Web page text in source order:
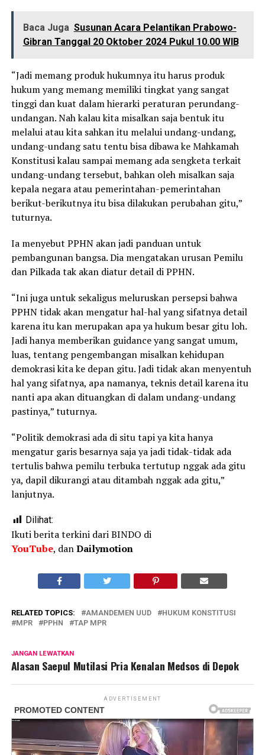
Baca Juga Susunan Acara Pelantikan Prabowo-
Gibran Tanggal 20 Oktober 2024 Pukul 10.00 WIB
“Jadi memang produk hukumnya itu harus produk
hukum yang memang memiliki tingkat yang sangat
tinggi dan kuat dalam hierarki peraturan perundang-
undangan. Nah kalau kita misalkan saja bentuk itu
melalui atau kita sahkan itu melalui undang-undang,
undang-undang satu tentu bisa dibawa ke Mahkamah
Konstitusi kalau sampai memang ada sengketa terkait
undang-undang tersebut, bahkan oleh misalkan saja
kepala negara atau pemerintahan-pemerintahan
berikut-berikutnya itu bisa dilakukan perubahan gitu,”
tuturnya.
Ia menyebut PPHN akan jadi panduan untuk
pembangunan bangsa. Dia mengatakan urusan Pemilu
dan Pilkada tak akan diatur detail di PPHN.
“Ini juga untuk sekaligus meluruskan persepsi bahwa
PPHN tidak akan mengatur hal-hal yang sifatnya detail
karena itu kan merupakan apa ya hukum besar gitu loh.
Jadi hanya memberikan guidance yang sangat umum,
luas, tentang pengembangan misalkan kehidupan
demokrasi kita ke depan gitu. Jadi tidak akan menyentuh
hal yang sifatnya, apa namanya, teknis detail karena itu
nanti apa akan dituangkan di dalam undang-undang
pastinya,” tuturnya.
“Politik demokrasi ada di situ tapi ya kita hanya
mengatur garis besarnya saja ya jadi tidak-tidak ada
tertulis bahwa pemilu terbuka tertutup nggak ada gitu
ya, dapil dikurangi atau ditambah nggak ada gitu,”
lanjutnya.
Dilihat:
Ikuti berita terkini dari BINDO di
YouTube, danDailymotion
RELATED TOPICS: AMANDEMEN UUD
HUKUM KONSTITUSI
MPR
PPHN TAP MPR
JANGAN LEWATKAN
Alasan Saepul Mutilasi Pria Kenalan Medsos di Depok
ADVERTISEMENT